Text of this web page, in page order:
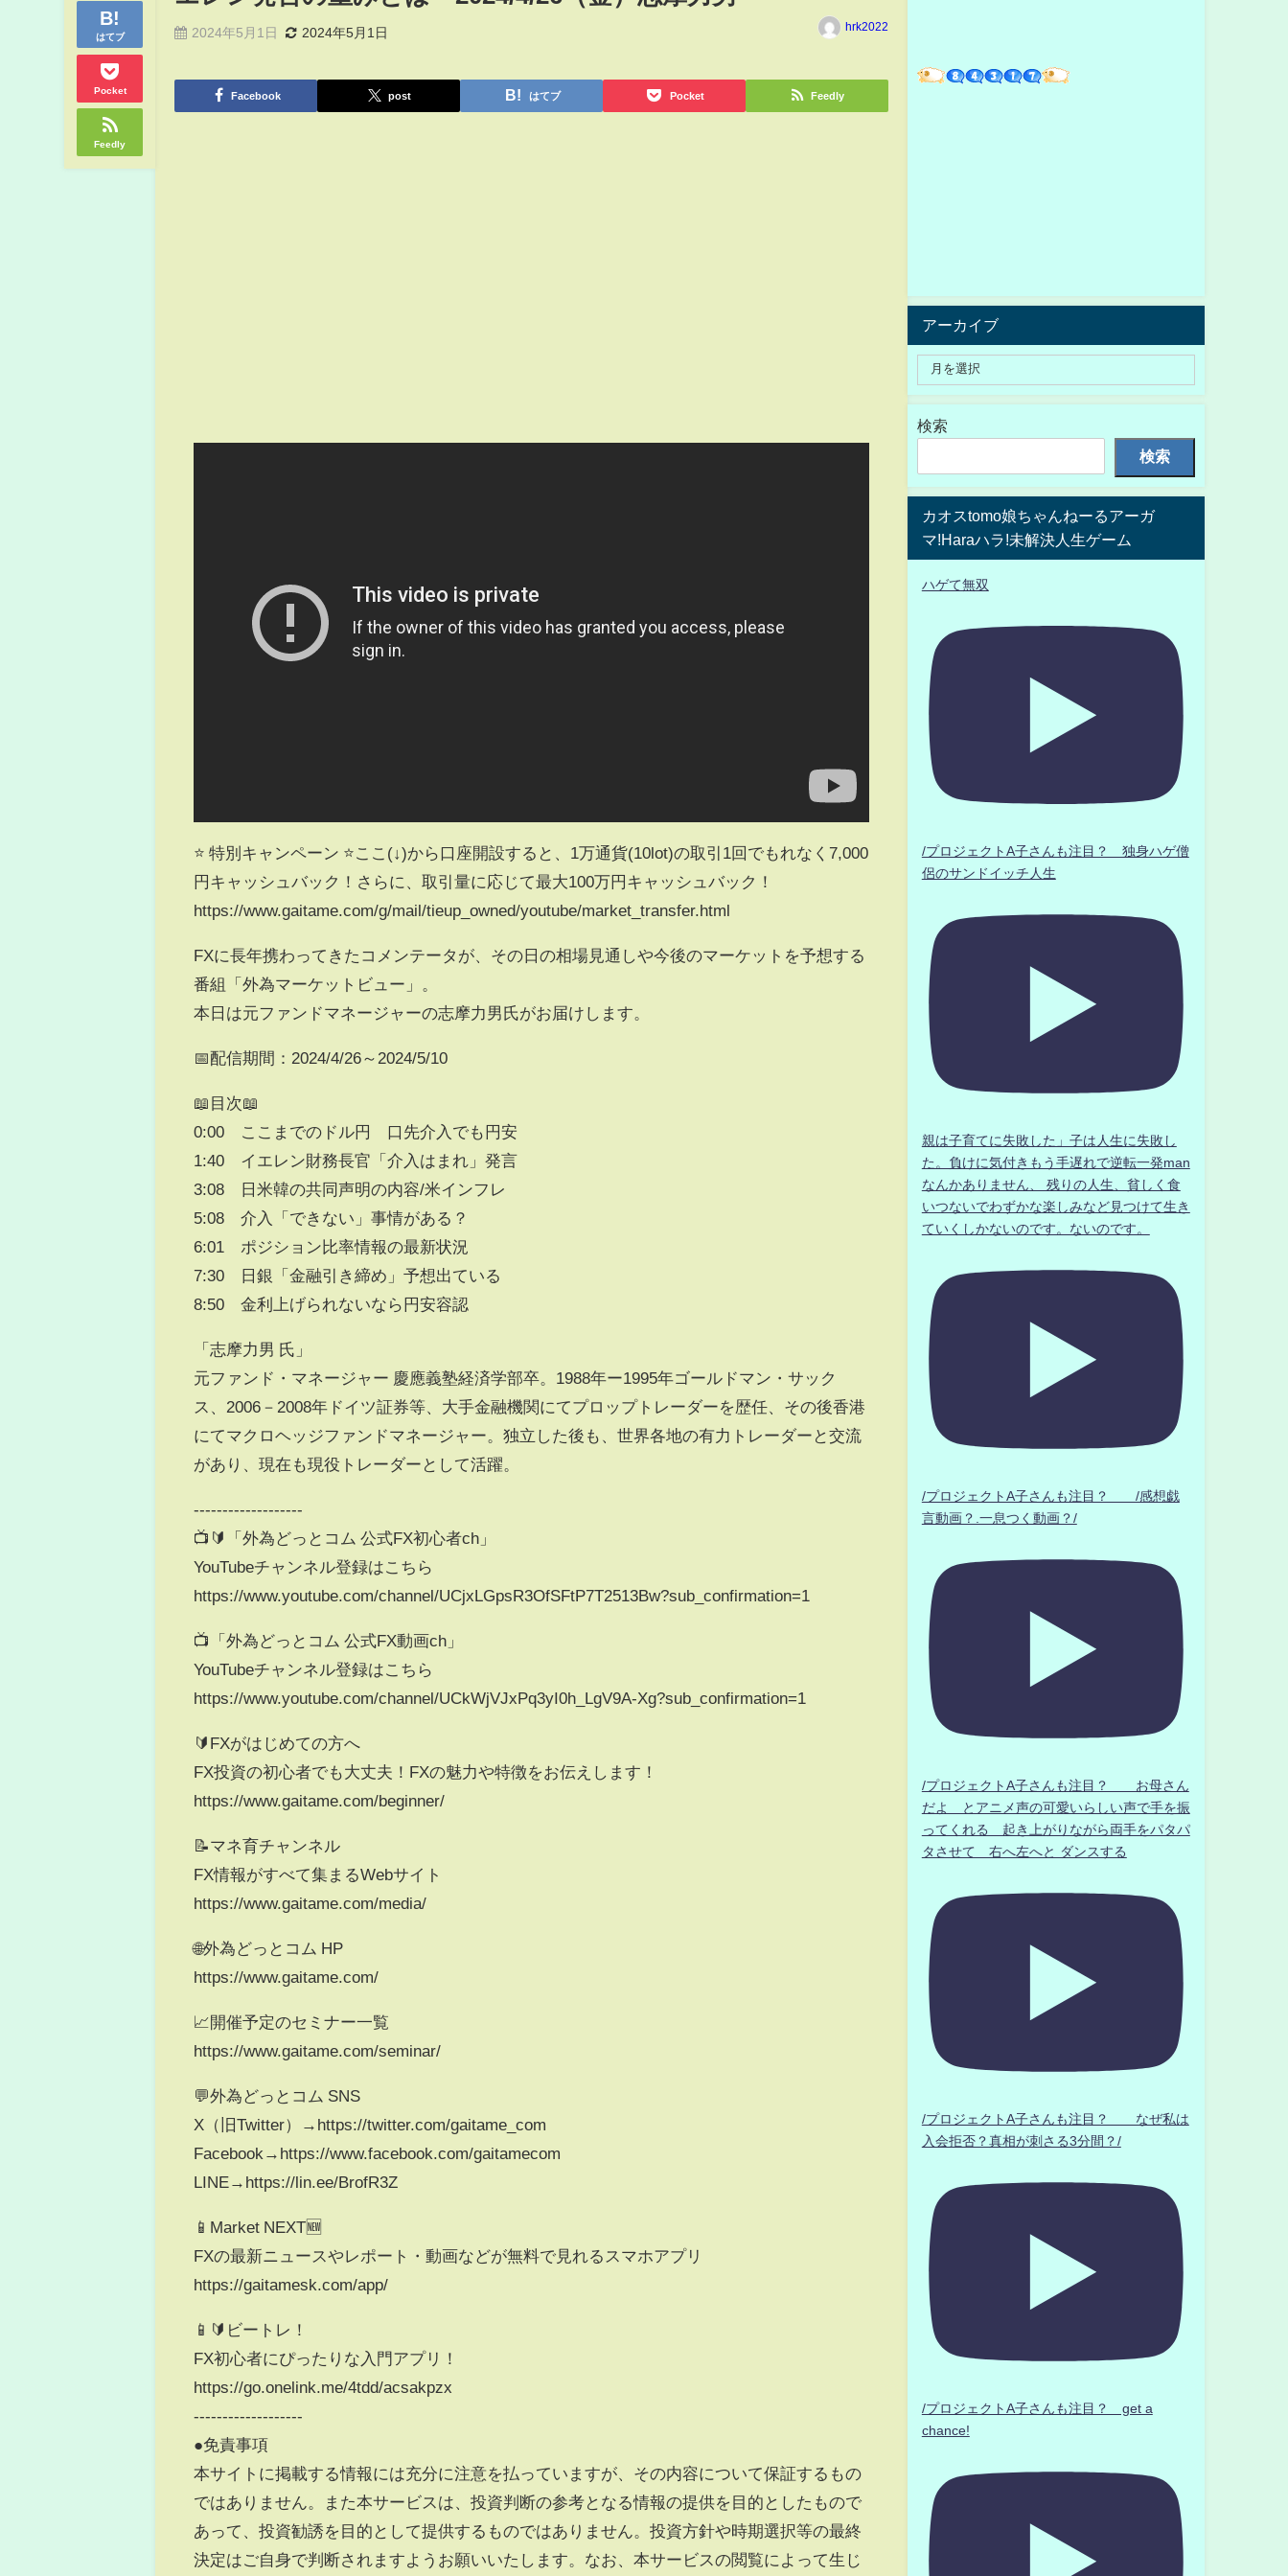
はてブ
Pocket
Feedly
2024年5月1日 2024年5月1日 hrk2022
Facebook post はてブ Pocket Feedly
⭐ 特別キャンペーン ⭐ここ(↓)から口座開設すると、1万通貨(10lot)の取引1回でもれなく7,000
円キャッシュバック！さらに、取引量に応じて最大100万円キャッシュバック！
https://www.gaitame.com/g/mail/tieup_owned/youtube/market_transfer.html
FXに長年携わってきたコメンテータが、その日の相場見通しや今後のマーケットを予想する
番組「外為マーケットビュー」。
本日は元ファンドマネージャーの志摩力男氏がお届けします。
📅配信期間：2024/4/26～2024/5/10
📖目次📖
0:00 ここまでのドル円 口先介入でも円安
1:40 イエレン財務長官「介入はまれ」発言
3:08 日米韓の共同声明の内容/米インフレ
5:08 介入「できない」事情がある？
6:01 ポジション比率情報の最新状況
7:30 日銀「金融引き締め」予想出ている
8:50 金利上げられないなら円安容認
「志摩力男 氏」
元ファンド・マネージャー 慶應義塾経済学部卒。1988年ー1995年ゴールドマン・サック
ス、2006－2008年ドイツ証券等、大手金融機関にてプロップトレーダーを歴任、その後香港
にてマクロヘッジファンドマネージャー。独立した後も、世界各地の有力トレーダーと交流
があり、現在も現役トレーダーとして活躍。
-------------------
📺🔰「外為どっとコム 公式FX初心者ch」
YouTubeチャンネル登録はこちら
https://www.youtube.com/channel/UCjxLGpsR3OfSFtP7T2513Bw?sub_confirmation=1
📺「外為どっとコム 公式FX動画ch」
YouTubeチャンネル登録はこちら
https://www.youtube.com/channel/UCkWjVJxPq3yI0h_LgV9A-Xg?sub_confirmation=1
🔰FXがはじめての方へ
FX投資の初心者でも大丈夫！FXの魅力や特徴をお伝えします！
https://www.gaitame.com/beginner/
📝マネ育チャンネル
FX情報がすべて集まるWebサイト
https://www.gaitame.com/media/
🌐外為どっとコム HP
https://www.gaitame.com/
📈開催予定のセミナー一覧
https://www.gaitame.com/seminar/
💬外為どっとコム SNS
X（旧Twitter）→https://twitter.com/gaitame_com
Facebook→https://www.facebook.com/gaitamecom
LINE→https://lin.ee/BrofR3Z
📱Market NEXT🆕
FXの最新ニュースやレポート・動画などが無料で見れるスマホアプリ
https://gaitamesk.com/app/
📱🔰ビートレ！
FX初心者にぴったりな入門アプリ！
https://go.onelink.me/4tdd/acsakpzx
-------------------
●免責事項
本サイトに掲載する情報には充分に注意を払っていますが、その内容について保証するもの
ではありません。また本サービスは、投資判断の参考となる情報の提供を目的としたもので
あって、投資勧誘を目的として提供するものではありません。投資方針や時期選択等の最終
決定はご自身で判断されますようお願いいたします。なお、本サービスの閲覧によって生じ
アーカイブ
検索
検索
カオスtomo娘ちゃんねーるアーガ
マ!Haraハラ!未解決人生ゲーム
ハゲて無双
/プロジェクトA子さんも注目？ 独身ハゲ僧
侶のサンドイッチ人生
親は子育てに失敗した」子は人生に失敗し
た。負けに気付きもう手遅れで逆転一発man
なんかありません、 残りの人生、貧しく食
いつないでわずかな楽しみなど見つけて生き
ていくしかないのです。ないのです。
/プロジェクトA子さんも注目？ /感想戯
言動画？.一息つく動画？/
/プロジェクトA子さんも注目？ お母さん
だよ とアニメ声の可愛いらしい声で手を振
ってくれる 起き上がりながら両手をパタパ
タさせて 右へ左へと ダンスする
/プロジェクトA子さんも注目？ なぜ私は
入会拒否？真相が刺さる3分間？/
/プロジェクトA子さんも注目？ get a
chance!